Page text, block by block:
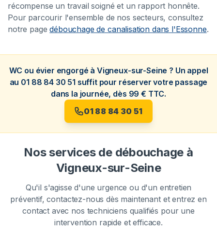
récompense un travail soigné et un rapport honnête.
Pour parcourir l'ensemble de nos secteurs, consultez
notre pagedébouchage de canalisation dans l'Essonne.
WC ou évier engorgé à Vigneux-sur-Seine ? Un appel
au 01 88 84 30 51 suffit pour réserver votre passage
dans la journée, dès 99 € TTC.
01 88 84 30 51
Nos services de débouchage à
Vigneux-sur-Seine
Qu'il s'agisse d'une urgence ou d'un entretien
préventif, contactez-nous dès maintenant et entrez en
contact avec nos techniciens qualifiés pour une
intervention rapide et efficace.